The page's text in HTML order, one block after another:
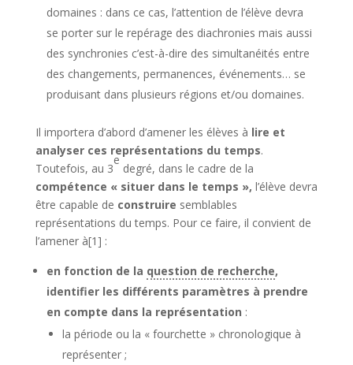
domaines : dans ce cas, l’attention de l’élève devra
se porter sur le repérage des diachronies mais aussi
des synchronies c’est-à-dire des simultanéités entre
des changements, permanences, événements… se
produisant dans plusieurs régions et/ou domaines.
Il importera d’abord d’amener les élèves à lire et
analyser ces représentations du temps.
Toutefois, au 3
e
degré, dans le cadre de la
compétence « situer dans le temps », l’élève devra
être capable de construire semblables
représentations du temps. Pour ce faire, il convient de
l’amener à[1] :
en fonction de la question de recherche,
identifier les différents paramètres à prendre
en compte dans la représentation :
la période ou la « fourchette » chronologique à
représenter ;